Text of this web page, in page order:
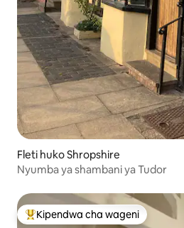
Fleti huko Shropshire
Nyumba ya shambani ya Tudor
Kipendwa maarufu cha wageni
Kipendwa cha wageni